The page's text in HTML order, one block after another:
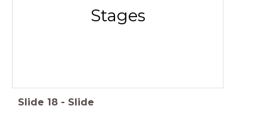
Stages
Slide 18 - Slide